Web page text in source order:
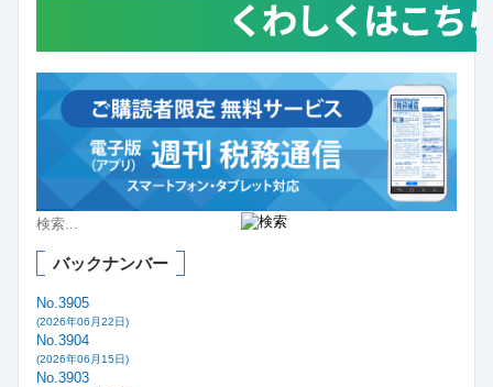
バックナンバー
No.3905
(2026年06月22日)
No.3904
(2026年06月15日)
No.3903